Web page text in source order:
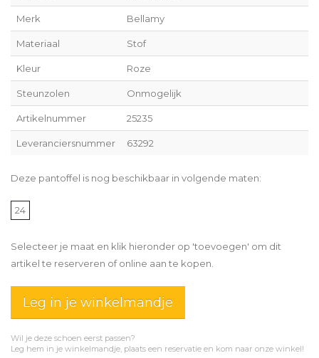
Merk Bellamy
Materiaal Stof
Kleur Roze
Steunzolen Onmogelijk
Artikelnummer 25235
Leveranciersnummer 63292
Deze pantoffel is nog beschikbaar in volgende maten:
24
Selecteer je maat en klik hieronder op 'toevoegen' om dit
artikel te reserveren of online aan te kopen.
Leg in je winkelmandje
Wil je deze schoen eerst passen?
Leg hem in je winkelmandje, plaats een reservatie en kom naar onze winkel!